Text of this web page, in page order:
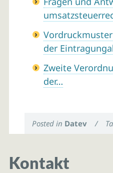
der
Zweite
der…
Posted in Datev /
Kontakt